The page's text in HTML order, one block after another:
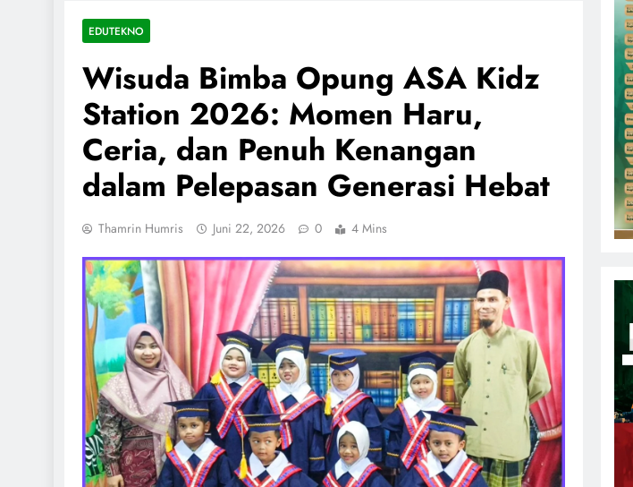
EDUTEKNO
Wisuda Bimba Opung ASA Kidz
Station 2026: Momen Haru,
Ceria, dan Penuh Kenangan
dalam Pelepasan Generasi Hebat
Thamrin Humris Juni 22, 2026 0 4 Mins